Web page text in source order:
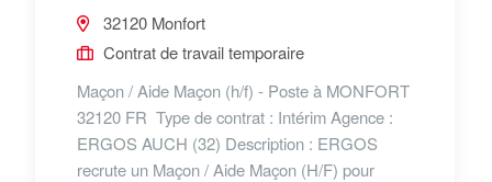
32120 Monfort
Contrat de travail temporaire
Maçon / Aide Maçon (h/f) - Poste à MONFORT
32120 FR Type de contrat : Intérim Agence :
ERGOS AUCH (32) Description : ERGOS
recrute un Maçon / Aide Maçon (H/F) pour